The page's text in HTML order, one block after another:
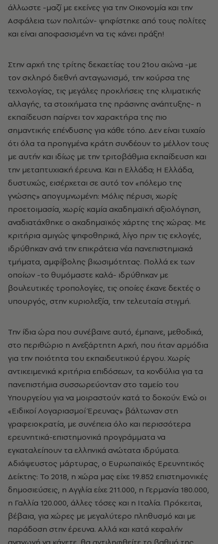
άλλωστε -μαζί με εκείνες για την Οικονομία και την
Ασφάλεια των πολιτών- ψηφίστηκε από τους πολίτες
και είναι αποφασισμένη να τις κάνει πράξη!
Στην αρχή της τρίτης δεκαετίας του 21ου αιώνα -με
τον σκληρό διεθνή ανταγωνισμό, την κούρσα της
τεχνολογίας, τις μεγάλες προκλήσεις της κλιματικής
αλλαγής, τα στοιχήματα της πράσινης ανάπτυξης- η
εκπαίδευση παίρνει τον χαρακτήρα της πιο
σημαντικής επένδυσης για κάθε τόπο. Δεν είναι τυχαίο
ότι όλα τα προηγμένα κράτη συνδέουν το μέλλον τους
με αυτήν και ιδίως με την τριτοβάθμια εκπαίδευση και
την μεταπτυχιακή έρευνα. Και η Ελλάδα; Η Ελλάδα,
δυστυχώς, εισέρχεται σε αυτό τον «πόλεμο της
γνώσης» απογυμνωμένη: Μόλις πέρυσι, χωρίς
προετοιμασία, χωρίς καμία ακαδημαϊκή αξιολόγηση,
αναδιατάχθηκε ο ακαδημαϊκός χάρτης της χώρας. Με
κριτήρια αμιγώς ψηφοθηρικά, λίγο πριν τις εκλογές,
ιδρύθηκαν ανά την επικράτεια νέα πανεπιστημιακά
τμήματα, αμφίβολης βιωσιμότητας. Πολλά εκ των
οποίων -το θυμόμαστε καλά- ιδρύθηκαν με
βουλευτικές τροπολογίες, τις οποίες έκανε δεκτές ο
υπουργός, στην κυριολεξία, την τελευταία στιγμή.
Την ίδια ώρα που συνέβαινε αυτό, έμπαινε, μεθοδικά,
στο περιθώριο η Ανεξάρτητη Αρχή, που ήταν αρμόδια
για την ποιότητα του εκπαιδευτικού έργου. Χωρίς
αντικειμενικά κριτήρια επιδόσεων, τα κονδύλια για τα
πανεπιστήμια συσσωρεύονταν στο ταμείο του
Υπουργείου για να μοιραστούν κατά το δοκούν. Ενώ οι
«Ειδικοί Λογαριασμοί Έρευνας» βάλτωναν στη
γραφειοκρατία, με συνέπεια όλο και περισσότερα
ερευνητικά-επιστημονικά προγράμματα να
εγκαταλείπουν τα ελληνικά ανώτατα ιδρύματα.
Αδιάψευστος μάρτυρας, ο Ευρωπαϊκός Ερευνητικός
Δείκτης: To 2018, η χώρα μας είχε 19.852 επιστημονικές
δημοσιεύσεις, η Αγγλία είχε 211.000, η Γερμανία 180.000,
η Γαλλία 120.000, άλλες τόσες και η Ιταλία. Πρόκειται,
βέβαια, για χώρες με μεγαλύτερο πληθυσμό και με
παράδοση στην έρευνα. Αλλά και κατά κεφαλήν